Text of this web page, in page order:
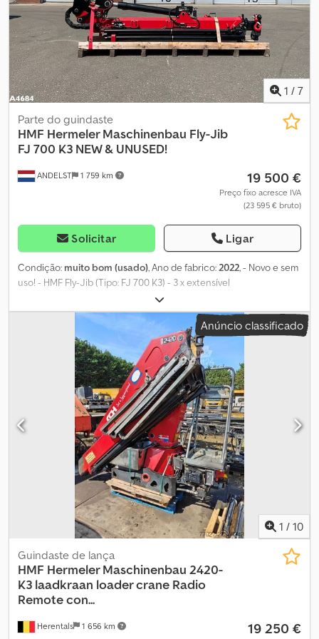
1 / 7
ANDELST 1 759 km
Parte do guindaste
HMF Hermeler Maschinenbau Fly-Jib
FJ 700 K3 NEW & UNUSED!
19 500 €
Preço fixo acresce IVA
(23 595 € bruto)
Solicitar Ligar
Condição: muito bom (usado), Ano de fabrico:2022, - Novo e sem
uso! - HMF Fly-Jib (Tipo: FJ 700 K3) - 3 x extensível
hidraulicamente - Farol de trabalho * Também disponível em
combinação com o nosso guindaste de carga HMF de 23
toneladas (Tipo: 2320K -RCS) A4686 = Mais informações = Dodpfx
Abjzrv R Tezjwa Estado técnico: muito bom Estado visual: muito
bom Fabricante: Clean Mat Trucks B.V. Wageningsestraat 17
6673DB ANDELST, NL
Anúncio classificado
1 / 10
Herentals 1 656 km
Guindaste de lança
HMF Hermeler Maschinenbau 2420-
K3 laadkraan loader crane Radio
Remote con...
19 250 €